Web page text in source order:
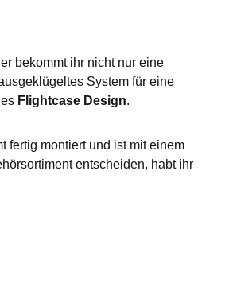
bekommt ihr nicht nur eine
System für eine
Flightcase Design.
fertig montiert und ist mit einem
entscheiden, habt ihr